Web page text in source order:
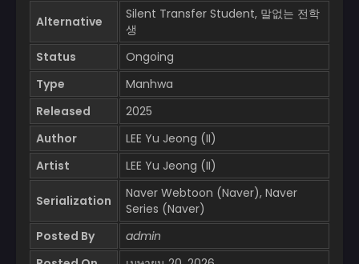
Alternative
Silent Transfer Student, 말없는 전학
생
Status
Ongoing
Type
Manhwa
Released
2025
Author
LEE Yu Jeong (II)
Artist
LEE Yu Jeong (II)
Serialization
Naver Webtoon (Naver), Naver
Series (Naver)
Posted By
admin